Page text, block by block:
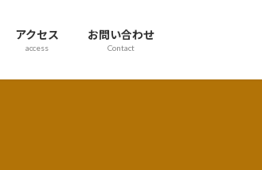
アクセス
access
お問い合わせ
Contact